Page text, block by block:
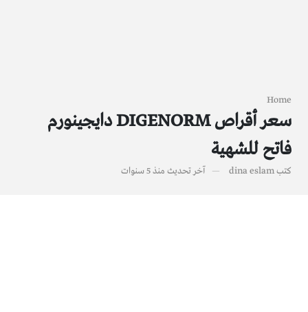
Home
سعر أقراص DIGENORM دايجينورم
فاتح للشهية
كتبdina eslam آخر تحديث منذ 5 سنوات